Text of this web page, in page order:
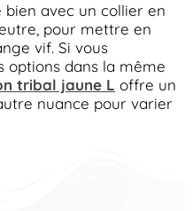
bien avec un collier en
pour mettre en
vif. Si vous
options dans la même
tribal jaune L offre un
nuance pour varier